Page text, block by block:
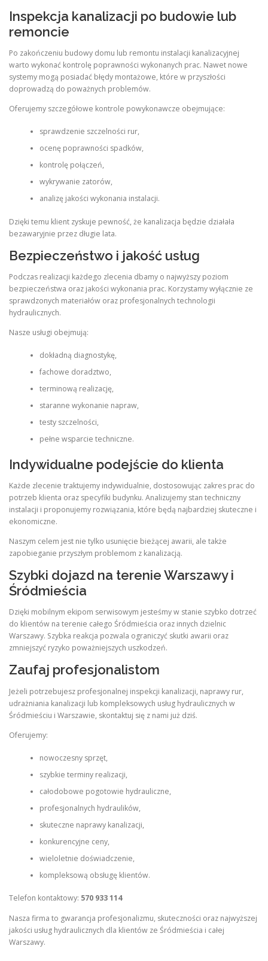
Inspekcja kanalizacji po budowie lub
remoncie
Po zakończeniu budowy domu lub remontu instalacji kanalizacyjnej
warto wykonać kontrolę poprawności wykonanych prac. Nawet nowe
systemy mogą posiadać błędy montażowe, które w przyszłości
doprowadzą do poważnych problemów.
Oferujemy szczegółowe kontrole powykonawcze obejmujące:
sprawdzenie szczelności rur,
ocenę poprawności spadków,
kontrolę połączeń,
wykrywanie zatorów,
analizę jakości wykonania instalacji.
Dzięki temu klient zyskuje pewność, że kanalizacja będzie działała
bezawaryjnie przez długie lata.
Bezpieczeństwo i jakość usług
Podczas realizacji każdego zlecenia dbamy o najwyższy poziom
bezpieczeństwa oraz jakości wykonania prac. Korzystamy wyłącznie ze
sprawdzonych materiałów oraz profesjonalnych technologii
hydraulicznych.
Nasze usługi obejmują:
dokładną diagnostykę,
fachowe doradztwo,
terminową realizację,
staranne wykonanie napraw,
testy szczelności,
pełne wsparcie techniczne.
Indywidualne podejście do klienta
Każde zlecenie traktujemy indywidualnie, dostosowując zakres prac do
potrzeb klienta oraz specyfiki budynku. Analizujemy stan techniczny
instalacji i proponujemy rozwiązania, które będą najbardziej skuteczne i
ekonomiczne.
Naszym celem jest nie tylko usunięcie bieżącej awarii, ale także
zapobieganie przyszłym problemom z kanalizacją.
Szybki dojazd na terenie Warszawy i
Śródmieścia
Dzięki mobilnym ekipom serwisowym jesteśmy w stanie szybko dotrzeć
do klientów na terenie całego Śródmieścia oraz innych dzielnic
Warszawy. Szybka reakcja pozwala ograniczyć skutki awarii oraz
zmniejszyć ryzyko poważniejszych uszkodzeń.
Zaufaj profesjonalistom
Jeżeli potrzebujesz profesjonalnej inspekcji kanalizacji, naprawy rur,
udrażniania kanalizacji lub kompleksowych usług hydraulicznych w
Śródmieściu i Warszawie, skontaktuj się z nami już dziś.
Oferujemy:
nowoczesny sprzęt,
szybkie terminy realizacji,
całodobowe pogotowie hydrauliczne,
profesjonalnych hydraulików,
skuteczne naprawy kanalizacji,
konkurencyjne ceny,
wieloletnie doświadczenie,
kompleksową obsługę klientów.
Telefon kontaktowy: 570 933 114
Nasza firma to gwarancja profesjonalizmu, skuteczności oraz najwyższej
jakości usług hydraulicznych dla klientów ze Śródmieścia i całej
Warszawy.